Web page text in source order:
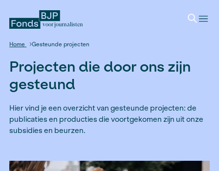
Projecten die door ons
gesteund
Hier vind je een overzicht van gesteunde
subsidies en beurzen.